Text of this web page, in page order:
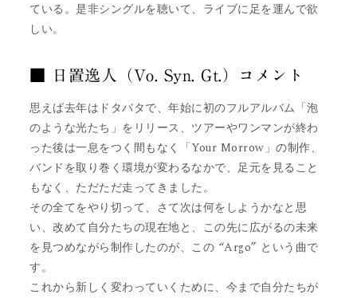
ている。是非シングルを聴いて、ライブに足を運んで欲
しい。
■ 日置逸人（Vo. Syn. Gt.）コメント
思えば去年はドタバタで、年始に初のフルアルバム「泡
のような光たち」をリリース、ツアーやワンマンが終わ
った後は一息をつく間もなく「Your Morrow」の制作、
バンドを取り巻く環境が変わるなかで、足元を見ること
もなく、ただただ走ってきました。
その全てをやり切って、さて次は何をしようかなと思
い、改めて自分たちの現在地と、この先に広がるの未来
を見つめながら制作したのが、この “Argo” という曲で
す。
これから新しく変わっていくために、今まで自分たちが